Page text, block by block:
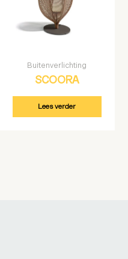
Buitenverlichting
SCOORA
Lees verder